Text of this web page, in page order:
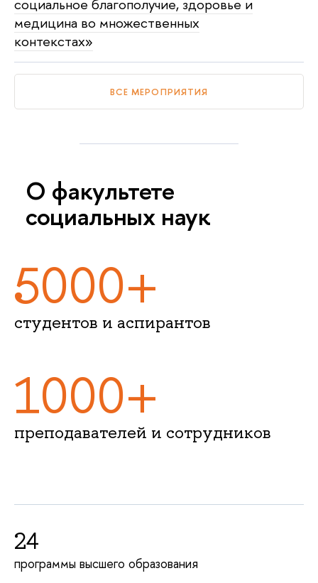
социальное благополучие, здоровье и
медицина во множественных
контекстах»
ВСЕ МЕРОПРИЯТИЯ
О факультете
социальных наук
5000+
студентов и аспирантов
1000+
преподавателей и сотрудников
24
программы высшего образования